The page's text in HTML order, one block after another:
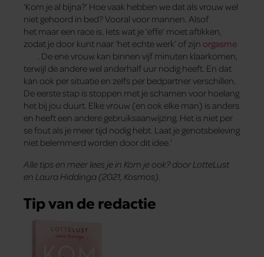
‘Kom je al bijna?’ Hoe vaak hebben we dat als vrouw wel
niet gehoord in bed? Vooral voor mannen. Alsof
het maar een race is. Iets wat je ‘effe’ moet aftikken,
zodat je door kunt naar ‘het echte werk’ of zijn orgasme
. De ene vrouw kan binnen vijf minuten klaarkomen,
terwijl de andere wel anderhalf uur nodig heeft. En dat
kan ook per situatie en zelfs per bedpartner verschillen.
De eerste stap is stoppen met je schamen voor hoelang
het bij jou duurt. Elke vrouw (en ook elke man) is anders
en heeft een andere gebruiksaanwijzing. Het is niet per
se fout als je meer tijd nodig hebt. Laat je genotsbeleving
niet belemmerd worden door dit idee.’
Alle tips en meer lees je in Kom je ook? door LotteLust
en Laura Hiddinga (2021, Kosmos).
Tip van de redactie